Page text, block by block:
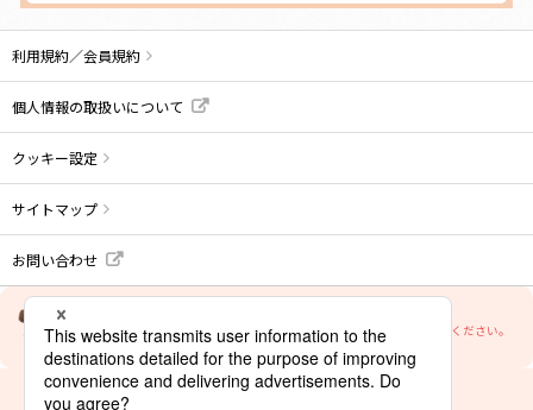
利用規約／会員規約
個人情報の取扱いについて
クッキー設定
サイトマップ
お問い合わせ
当サイトの文章・画像等の内容の無断転載及び複製等の行為はご遠慮ください。